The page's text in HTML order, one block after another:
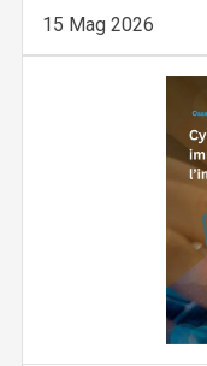
15 Mag 2026